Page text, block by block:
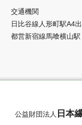
交通機関
日比谷線人形町駅A4
都営新宿線馬喰横山
公益財団法人 日本